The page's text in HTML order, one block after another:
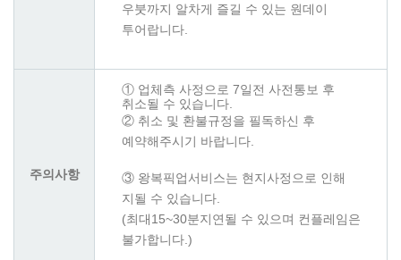
우붓까지 알차게 즐길 수 있는 원데이
투어랍니다.
주의사항
① 업체측 사정으로 7일전 사전통보 후
취소될 수 있습니다.
② 취소 및 환불규정을 필독하신 후
예약해주시기 바랍니다.
③ 왕복픽업서비스는 현지사정으로 인해
지될 수 있습니다.
(최대15~30분지연될 수 있으며 컨플레임은
불가합니다.)